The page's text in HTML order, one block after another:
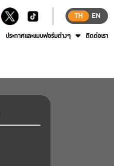
TH
EN
ประกาศและแบบฟอร์มต่างๆ ติดต่อเรา